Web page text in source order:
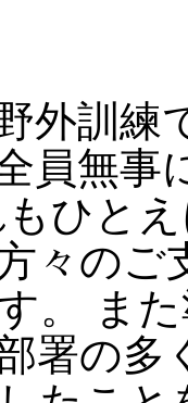
外訓練
員無
ひと
々の
。 ま
署の多